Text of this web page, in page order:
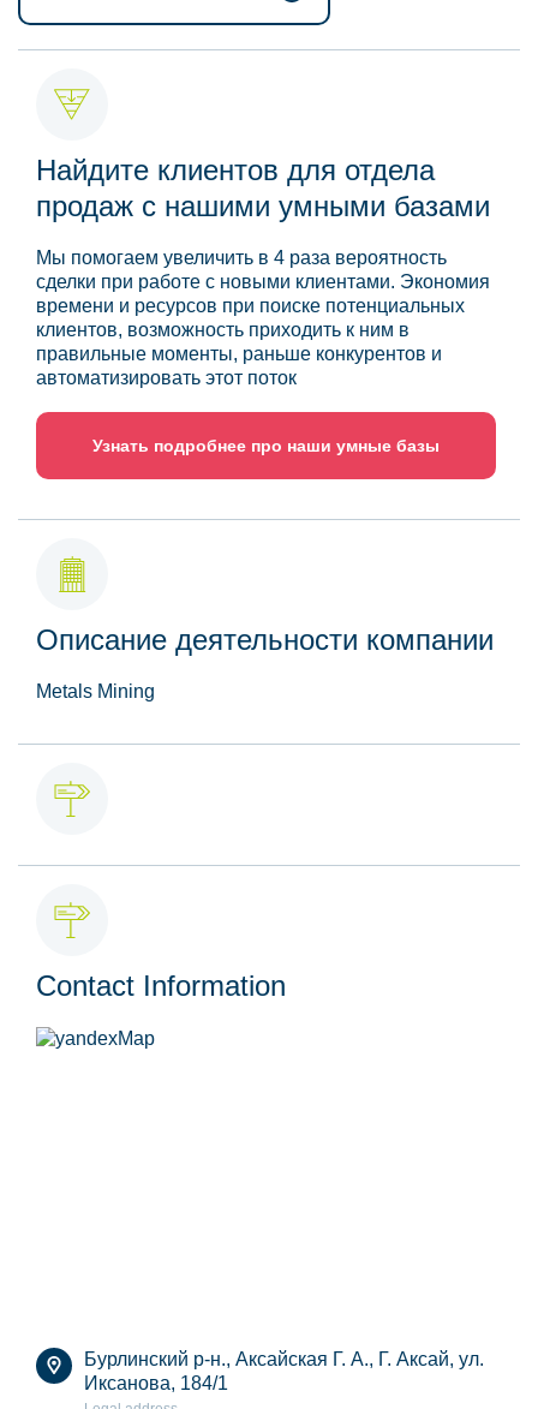
Найдите клиентов для отдела
продаж с нашими умными базами
Мы помогаем увеличить в 4 раза вероятность
сделки при работе с новыми клиентами. Экономия
времени и ресурсов при поиске потенциальных
клиентов, возможность приходить к ним в
правильные моменты, раньше конкурентов и
автоматизировать этот поток
Узнать подробнее про наши умные базы
Описание деятельности компании
Metals Mining
Contact Information
Бурлинский р-н., Аксайская Г. А., Г. Аксай, ул.
Иксанова, 184/1